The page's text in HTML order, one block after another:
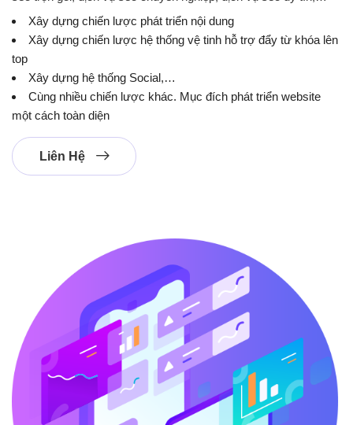
Xây dựng chiến lược phát triển nội dung
Xây dựng chiến lược hệ thống vệ tinh hỗ trợ đẩy từ khóa lên
top
Xây dựng hệ thống Social,…
Cùng nhiều chiến lược khác. Mục đích phát triển website
một cách toàn diện
Liên Hệ